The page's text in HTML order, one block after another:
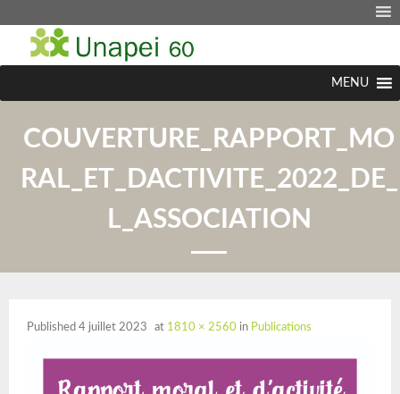
MENU
COUVERTURE_RAPPORT_MO
RAL_ET_DACTIVITE_2022_DE_
L_ASSOCIATION
Published 4 juillet 2023 at 1810 × 2560 in Publications